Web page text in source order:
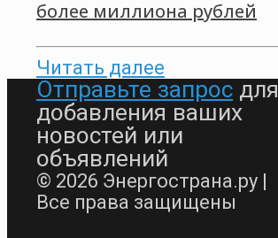
более миллиона рублей
Читать далее
Отправьте запрос для
добавления ваших
новостей или
объявлений
© 2026 Энергострана.ру |
Все права защищены